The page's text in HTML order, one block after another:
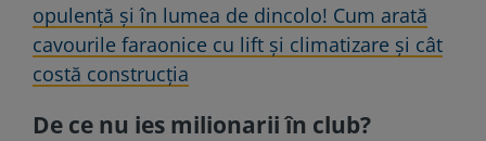
opulență și în lumea de dincolo! Cum arată
cavourile faraonice cu lift și climatizare și cât
costă construcția
De ce nu ies milionarii în club?